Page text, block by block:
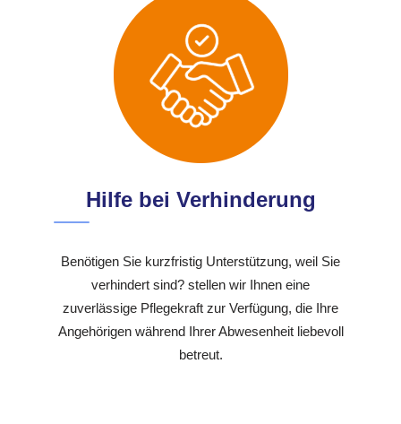
Hilfe bei Verhinderung
Benötigen Sie kurzfristig Unterstützung, weil Sie
verhindert sind? stellen wir Ihnen eine
zuverlässige Pflegekraft zur Verfügung, die Ihre
Angehörigen während Ihrer Abwesenheit liebevoll
betreut.